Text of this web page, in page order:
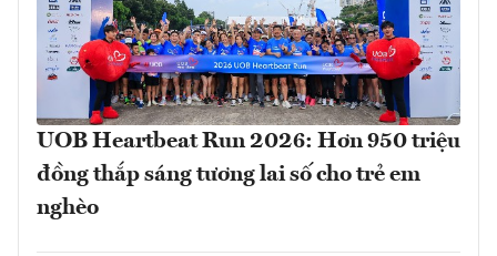
UOB Heartbeat Run 2026: Hơn 950 triệu
đồng thắp sáng tương lai số cho trẻ em
nghèo